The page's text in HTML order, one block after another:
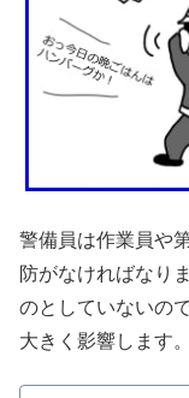
警備員は作業員や
防がなければなり
のとしていないの
大きく影響します。